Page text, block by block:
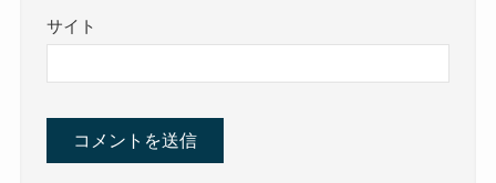
サイト